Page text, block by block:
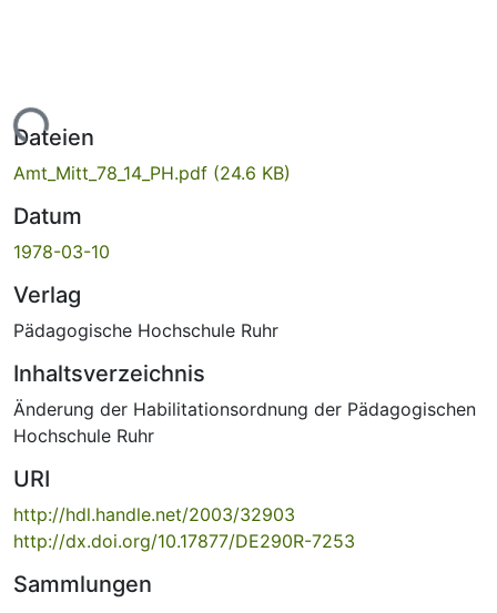
Lade...
Dateien
Amt_Mitt_78_14_PH.pdf (24.6 KB)
Datum
1978-03-10
Verlag
Pädagogische Hochschule Ruhr
Inhaltsverzeichnis
Änderung der Habilitationsordnung der Pädagogischen
Hochschule Ruhr
URI
http://hdl.handle.net/2003/32903
http://dx.doi.org/10.17877/DE290R-7253
Sammlungen